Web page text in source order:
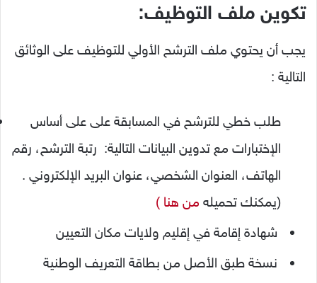
تكوين ملف التوظيف:
يجب أن يحتوي ملف الترشح الأولي للتوظيف على الوثائق
التالية :
الإختبارات مع تدوين البيانات التالية: رتبة الترشح، رقم
الهاتف، العنوان الشخصي، عنوان البريد الإلكتروني .
(يمكنك تحميله من هنا )
شهادة إقامة في إقليم ولايات مكان التعيين
نسخة طبق الأصل من بطاقة التعريف الوطنية